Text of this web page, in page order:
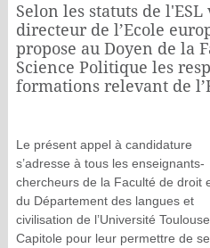
Selon les statuts de
directeur de l’Ecole
propose au Doyen de la
Science Politique les
formations relevant de
Le présent appel à candidature
s’adresse à tous les enseignants-
chercheurs de la Faculté de droit
du Département des langues et
civilisation de l’Université
Capitole pour leur permettre de se